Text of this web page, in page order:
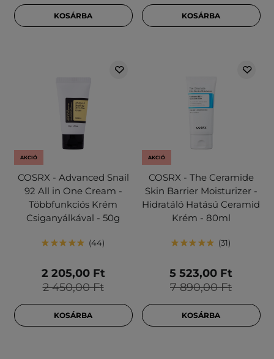
KOSÁRBA KOSÁRBA
AKCIÓ
COSRX - Advanced Snail
92 All in One Cream -
Többfunkciós Krém
Csiganyálkával - 50g
44
2 450,00 Ft
2 205,00 Ft
KOSÁRBA
AKCIÓ
COSRX - The Ceramide
Skin Barrier Moisturizer -
Hidratáló Hatású Ceramid
Krém - 80ml
31
7 890,00 Ft
5 523,00 Ft
KOSÁRBA